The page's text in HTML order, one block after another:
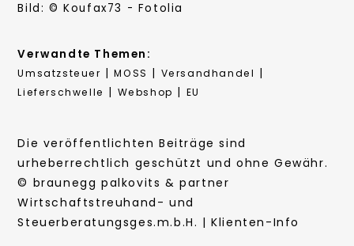
Bild: © Koufax73 - Fotolia
Verwandte Themen:
Umsatzsteuer |MOSS | Versandhandel |
Lieferschwelle | Webshop | EU
Die veröffentlichten Beiträge sind
urheberrechtlich geschützt und ohne Gewähr.
© braunegg palkovits & partner
Wirtschaftstreuhand- und
Steuerberatungsges.m.b.H. | Klienten-Info